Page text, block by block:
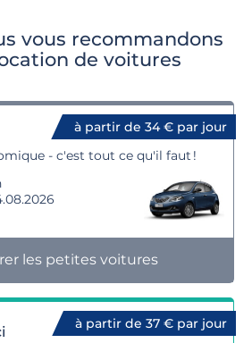
vous recommandons
de voitures
à partir de 34 € par jour
- c'est tout ce qu'il faut !
les petites voitures
à partir de 37 € par jour